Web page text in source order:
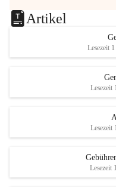
Artikel
Lesezeit
Lesezeit
Lesezeit
Lesezeit